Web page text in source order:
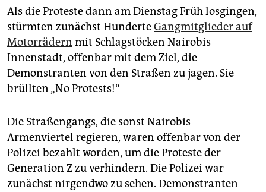
Als die Proteste dann am Dienstag Früh losgingen,
stürmten zunächst HunderteGangmitglieder auf
Motorrädern mit Schlagstöcken Nairobis
Innenstadt, offenbar mit dem Ziel, die
Demonstranten von den Straßen zu jagen. Sie
brüllten „No Protests!“
Die Straßengangs, die sonst Nairobis
Armenviertel regieren, waren offenbar von der
Polizei bezahlt worden, um die Proteste der
Generation Z zu verhindern. Die Polizei war
zunächst nirgendwo zu sehen. Demonstranten